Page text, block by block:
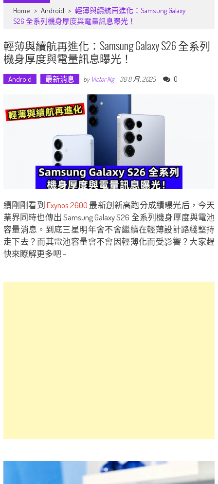
Home > Android > 輕薄與續航再進化：Samsung Galaxy
S26 全系列機身厚度與電量訊息曝光！
輕薄與續航再進化：Samsung Galaxy S26 全系列
機身厚度與電量訊息曝光！
Android 最新消息 by Victor Ng- 30 8 月, 2025 0
續剛剛看到 Exynos 2600 最新創新高跑分成績曝光后，今天
業界同時也傳出 Samsung Galaxy S26 全系列機身厚度與電池
容量消息。到底三星明年會不會繼續在輕薄設計路綫堅持
走下去？而其電池容量會不會因輕薄化而受影響？大家趕
快來瞭解更多吧 ~